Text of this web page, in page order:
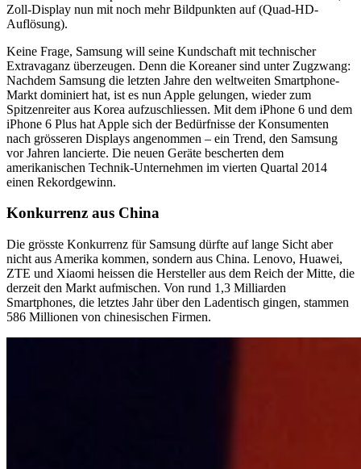
Zoll-Display nun mit noch mehr Bildpunkten auf (Quad-HD-
Auflösung).
Keine Frage, Samsung will seine Kundschaft mit technischer
Extravaganz überzeugen. Denn die Koreaner sind unter Zugzwang:
Nachdem Samsung die letzten Jahre den weltweiten Smartphone-
Markt dominiert hat, ist es nun Apple gelungen, wieder zum
Spitzenreiter aus Korea aufzuschliessen. Mit dem iPhone 6 und dem
iPhone 6 Plus hat Apple sich der Bedürfnisse der Konsumenten
nach grösseren Displays angenommen – ein Trend, den Samsung
vor Jahren lancierte. Die neuen Geräte bescherten dem
amerikanischen Technik-Unternehmen im vierten Quartal 2014
einen Rekordgewinn.
Konkurrenz aus China
Die grösste Konkurrenz für Samsung dürfte auf lange Sicht aber
nicht aus Amerika kommen, sondern aus China. Lenovo, Huawei,
ZTE und Xiaomi heissen die Hersteller aus dem Reich der Mitte, die
derzeit den Markt aufmischen. Von rund 1,3 Milliarden
Smartphones, die letztes Jahr über den Ladentisch gingen, stammen
586 Millionen von chinesischen Firmen.